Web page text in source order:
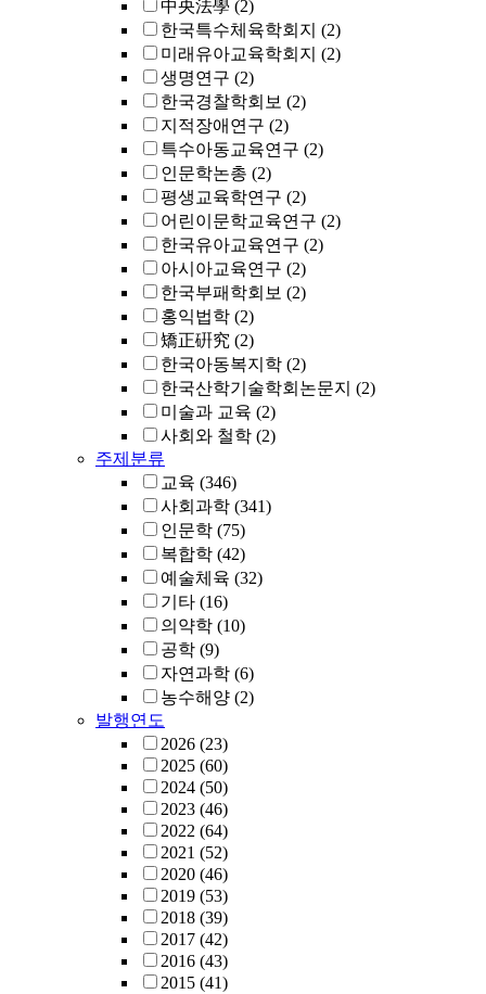
中央法學 (2)
한국특수체육학회지 (2)
미래유아교육학회지 (2)
생명연구 (2)
한국경찰학회보 (2)
지적장애연구 (2)
특수아동교육연구 (2)
인문학논총 (2)
평생교육학연구 (2)
어린이문학교육연구 (2)
한국유아교육연구 (2)
아시아교육연구 (2)
한국부패학회보 (2)
홍익법학 (2)
矯正硏究 (2)
한국아동복지학 (2)
한국산학기술학회논문지 (2)
미술과 교육 (2)
사회와 철학 (2)
주제분류
교육 (346)
사회과학 (341)
인문학 (75)
복합학 (42)
예술체육 (32)
기타 (16)
의약학 (10)
공학 (9)
자연과학 (6)
농수해양 (2)
발행연도
2026 (23)
2025 (60)
2024 (50)
2023 (46)
2022 (64)
2021 (52)
2020 (46)
2019 (53)
2018 (39)
2017 (42)
2016 (43)
2015 (41)